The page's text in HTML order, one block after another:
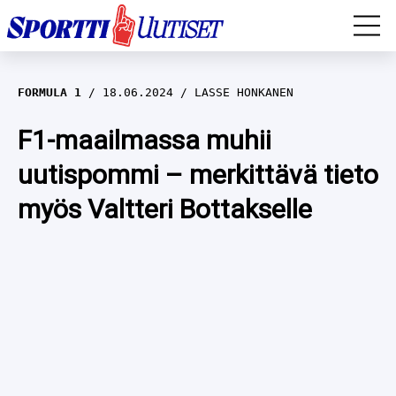
EM-YLEISURHEILU
JÄÄKIEKKO
YLEISURHEILU
WILMA HELTELÄ
TALVILAJIT
FORMULA 1 18.06.2024 LASSE HONKANEN
F1-maailmassa muhii
uutispommi – merkittävä tieto
myös Valtteri Bottakselle